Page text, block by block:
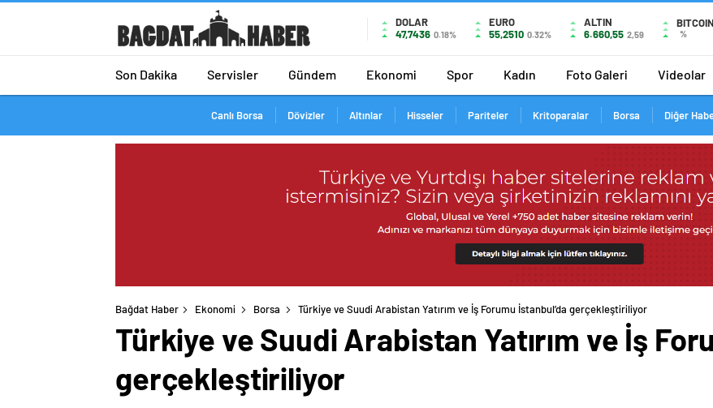
DOLAR
47,7436 0.18%
EURO
55,2510 0.32%
ALTIN
6.660,55 2,59
BITCOIN
%
Son Dakika Servisler Gündem Ekonomi Spor Kadın Foto Galeri Videolar
Canlı Borsa Dövizler Altınlar Hisseler Pariteler Kritoparalar Borsa Diğer
Bağdat Haber Ekonomi Borsa Türkiye ve Suudi Arabistan Yatırım ve İş Forumu İstanbul’da gerçekleştiriliyor
Türkiye ve Suudi Arabistan Yatırım ve İş
gerçekleştiriliyor